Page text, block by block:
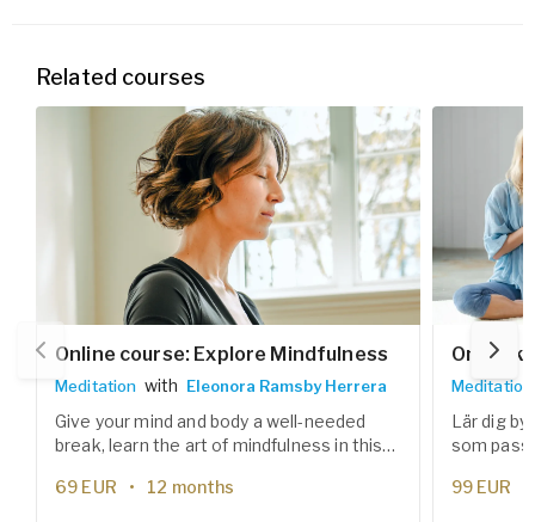
Related courses
Online course: Explore Mindfulness
Meditation with Eleonora Ramsby Herrera
Give your mind and body a well-needed
break, learn the art of mindfulness in this
69 EUR 12 months
Meditation
Lär dig
som
effektiva
99 EUR